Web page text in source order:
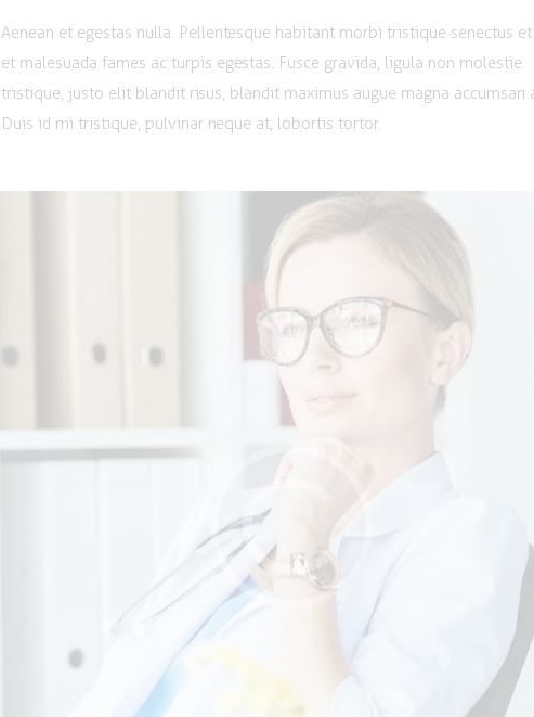
Aenean et egestas nulla. Pellentesque habitant morbi tristique senectus
et malesuada fames ac turpis egestas. Fusce gravida, ligula non molestie
tristique, justo elit blandit risus, blandit maximus augue magna accumsan
Duis id mi tristique, pulvinar neque at, lobortis tortor.